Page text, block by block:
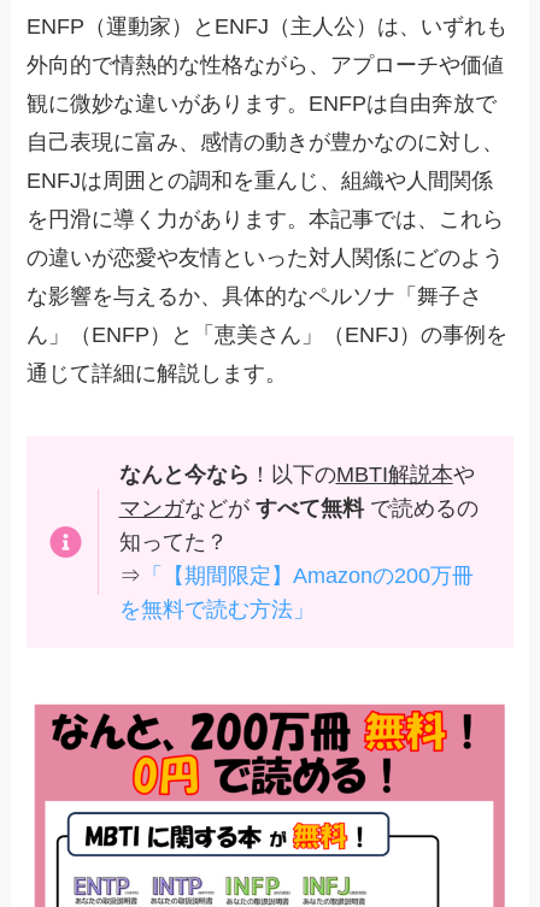
ENFP（運動家）とENFJ（主人公）は、いずれも
外向的で情熱的な性格ながら、アプローチや価値
観に微妙な違いがあります。ENFPは自由奔放で
自己表現に富み、感情の動きが豊かなのに対し、
ENFJは周囲との調和を重んじ、組織や人間関係
を円滑に導く力があります。本記事では、これら
の違いが恋愛や友情といった対人関係にどのよう
な影響を与えるか、具体的なペルソナ「舞子さ
ん」（ENFP）と「恵美さん」（ENFJ）の事例を
通じて詳細に解説します。
なんと今なら ！以下のMBTI解説本や
マンガなどが すべて無料で読めるの
知ってた？
⇒ 「【期間限定】Amazonの200万冊
を無料で読む方法」